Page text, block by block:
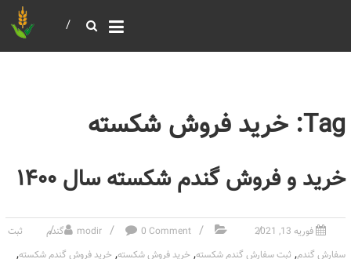
Tag: خرید فروش شکسته
خرید و فروش گندم شکسته سال ۱۴۰۰
فوریه 13, 2021 modir 0 Comment گندم
ثبت
سفارش گندم, ثبت سفارش گندم شکسته, خرید فروش شکسته, خرید فروش گندم شکسته,